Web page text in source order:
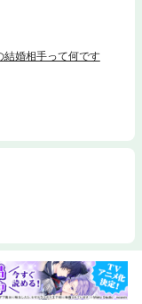
うゆゆ花で……!?
結婚相手って何です